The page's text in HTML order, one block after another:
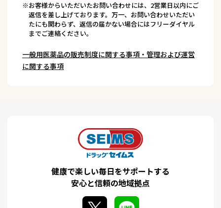
※お客様からいただいたお問い合わせには、2営業日以内にご
返信を差し上げております。万一、お問い合わせいただい
たにも関わらず、返信の届かない場合にはフリーダイヤル
までご連絡ください。
一般用医薬品の販売制度に関する事項・管理および運営
に関する事項
健康で楽しい毎日をサポートする
安心と信頼の地域拠点